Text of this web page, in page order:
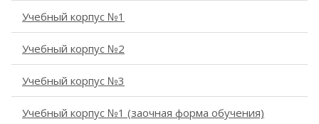
Учебный корпус №1
Учебный корпус №2
Учебный корпус №3
Учебный корпус №1 (заочная форма обучения)